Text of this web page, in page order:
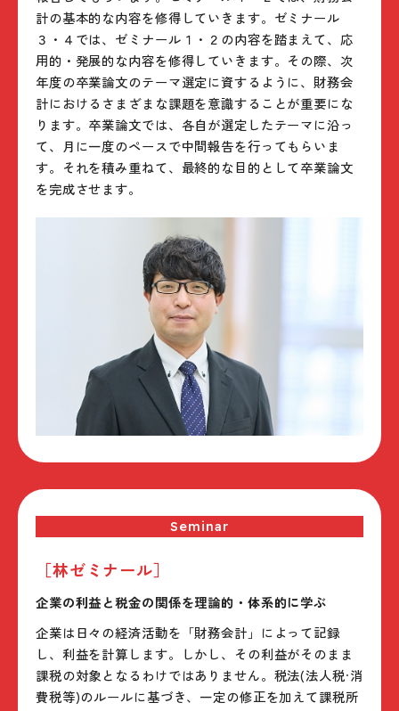
計の基本的な内容を修得していきます。ゼミナール
３・４では、ゼミナール１・２の内容を踏まえて、応
用的・発展的な内容を修得していきます。その際、次
年度の卒業論文のテーマ選定に資するように、財務会
計におけるさまざまな課題を意識することが重要にな
ります。卒業論文では、各自が選定したテーマに沿っ
て、月に一度のペースで中間報告を行ってもらいま
す。それを積み重ねて、最終的な目的として卒業論文
を完成させます。
Seminar
［林ゼミナール］
企業の利益と税金の関係を理論的・体系的に学ぶ
企業は日々の経済活動を「財務会計」によって記録
し、利益を計算します。しかし、その利益がそのまま
課税の対象となるわけではありません。税法(法人税·消
費税等)のルールに基づき、一定の修正を加えて課税所